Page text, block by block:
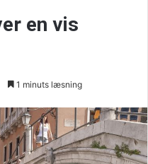
en vis
1 minuts læsning